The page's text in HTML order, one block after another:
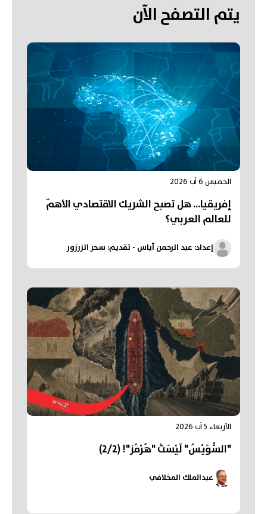
يتم التصفح الآن
الخميس 6 آب 2026
إفريقيا... هل تصبح الشريك الاقتصادي الأهمّ
للعالم العربي؟
إعداد: عبد الرحمن أياس - تقديم: سحر الزرزور
الأربعاء 5 آب 2026
"السُّوَيْسُ" لَيْسَتْ "هُرْمُز"! (2/2)
عبدالملك المخلافي